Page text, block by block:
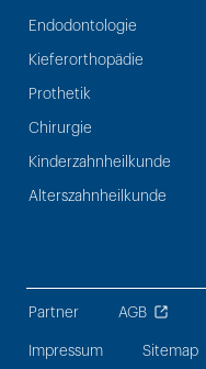
Endodontologie
Kieferorthopädie
Prothetik
Chirurgie
Kinderzahnheilkunde
Alterszahnheilkunde
Partner AGB
Impressum Sitemap